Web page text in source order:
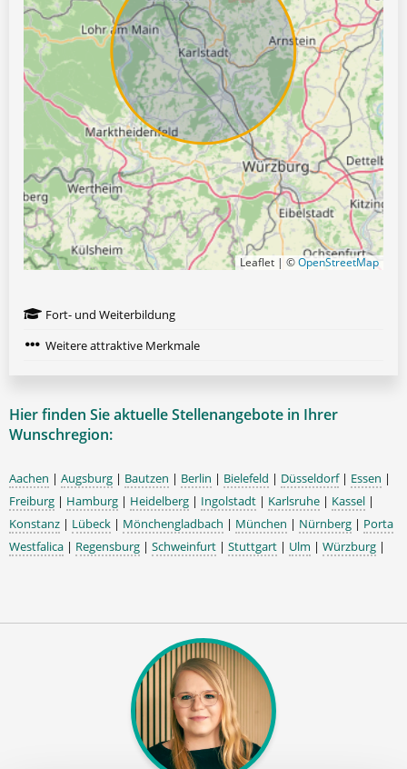
Leaflet | ©OpenStreetMap
Fort- und Weiterbildung
Weitere attraktive Merkmale
Hier finden Sie aktuelle Stellenangebote in Ihrer
Wunschregion:
Aachen | Augsburg | Bautzen | Berlin | Bielefeld | Düsseldorf| Essen |
Freiburg | Hamburg | Heidelberg | Ingolstadt | Karlsruhe | Kassel |
Konstanz | Lübeck | Mönchengladbach | München | Nürnberg | Porta
Westfalica | Regensburg | Schweinfurt | Stuttgart | Ulm | Würzburg |